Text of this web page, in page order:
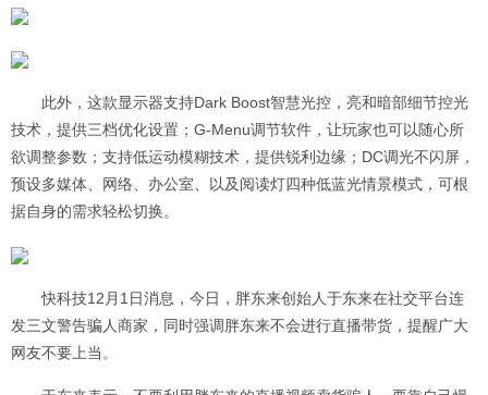
此外，这款显示器支持Dark Boost智慧光控，亮和暗部细节控光
技术，提供三档优化设置；G-Menu调节软件，让玩家也可以随心所
欲调整参数；支持低运动模糊技术，提供锐利边缘；DC调光不闪屏，
预设多媒体、网络、办公室、以及阅读灯四种低蓝光情景模式，可根
据自身的需求轻松切换。
快科技12月1日消息，今日，胖东来创始人于东来在社交平台连
发三文警告骗人商家，同时强调胖东来不会进行直播带货，提醒广大
网友不要上当。